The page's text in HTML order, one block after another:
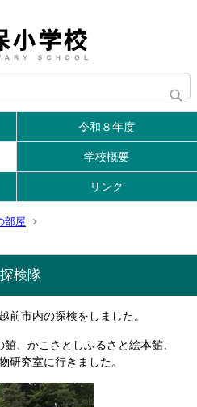
令和８年度
学校概要
リンク
部屋
検隊
市内の探検をしました。
、かこさとしふるさと絵本館、
研究室に行きました。